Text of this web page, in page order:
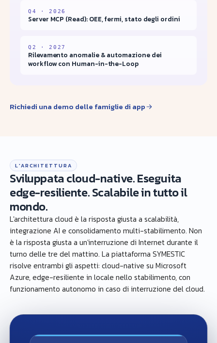
Q4 · 2026
Server MCP (Read): OEE, fermi, stato degli ordini
Q2 · 2027
Rilevamento anomalie & automazione dei
workflow con Human-in-the-Loop
Richiedi una demo delle famiglie di app
L'ARCHITETTURA
Sviluppata cloud-native. Eseguita
edge-resiliente. Scalabile in tutto il
mondo.
L'architettura cloud è la risposta giusta a scalabilità,
integrazione AI e consolidamento multi-stabilimento. Non
è la risposta giusta a un'interruzione di Internet durante il
turno delle tre del mattino. La piattaforma SYMESTIC
risolve entrambi gli aspetti: cloud-native su Microsoft
Azure, edge-resiliente in locale nello stabilimento, con
funzionamento autonomo in caso di interruzione del cloud.